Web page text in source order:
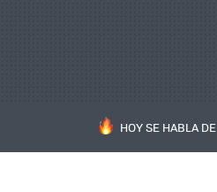
HOY SE HABLA DE